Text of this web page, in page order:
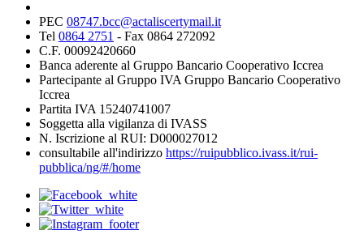
PEC 08747.bcc@actaliscertymail.it
Tel 0864 2751 - Fax 0864 272092
C.F. 00092420660
Banca aderente al Gruppo Bancario Cooperativo Iccrea
Partecipante al Gruppo IVA Gruppo Bancario Cooperativo
Iccrea
Partita IVA 15240741007
Soggetta alla vigilanza di IVASS
N. Iscrizione al RUI: D000027012
consultabile all'indirizzo https://ruipubblico.ivass.it/rui-
pubblica/ng/#/home